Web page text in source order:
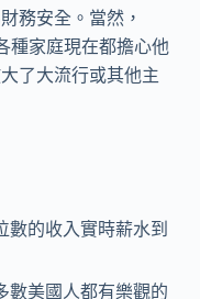
務安全。當然，
種家庭現在都擔心他
了大流行或其他主
數的收入實時薪水到
數美國人都有樂觀的